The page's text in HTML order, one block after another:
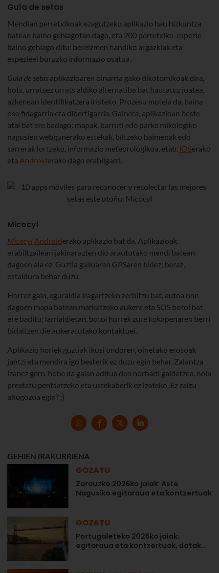
Guía de setas
Mendian perretxikoak ezagutzeko aplikazio hau hizkuntza
batean baino gehiagotan dago, eta 200 perretxiko-espezie
baino gehiago ditu: bereizmen handiko argazkiak eta
espezieei buruzko informazio osatua.
Guía de setas aplikazioaren oinarria gako dikotomikoak dira,
hots, urratsez urrats aldiko alternatiba bat hautatuz joatea,
azkenean identifikatzera iristeko. Prozesu motela da, baina
oso fidagarria eta dibertigarria. Gainera, aplikazioan beste
atal bat ere badago: mapak, barruti edo parke mikologiko
nagusien webgunerako estekak, biltzeko baimenak edo
sarrerak lortzeko, informazio meteorologikoa, etab. iOSerako
eta Androiderako dago erabilgarri.
Micocyl
Micocyl Androiderako aplikazio bat da. Aplikazioak
erabiltzaileari jakinarazten dio araututako mendi batean
dagoen ala ez. Guztia gailuaren GPSaren bidez; beraz,
estaldura behar duzu.
Horrez gain, eguraldia iragartzeko zerbitzu bat, autoa non
dagoen mapa batean markatzeko aukera eta SOS botoi bat
ere baditu; larrialdietan, botoi horrek zure kokapenaren berri
bidaltzen die aukeratutako kontaktuei.
Aplikazio horiek guztiak ikusi ondoren, oinetako erosoak
jantzi eta mendira igo besterik ez duzu egin behar. Zalantza
izanez gero, hobe da gaian aditua den norbaiti galdetzea, nola
prestatu pentsatzeko eta ustekaberik ez izateko. Ez zaizu
ahogozoa egin? ;)
GEHIEN IRAKURRIENA
GOZATU
Zarauzko 2026ko jaiak: Aste
Nagusiko egitaraua eta kontzertuak
GOZATU
Portugaleteko 2026ko jaiak:
egitaraua eta kontzertuak, datak...